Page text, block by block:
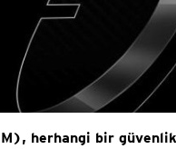
herhangi bir